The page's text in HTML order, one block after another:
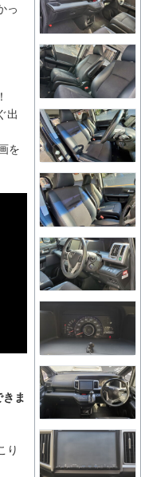
っ
出
を
ま
り